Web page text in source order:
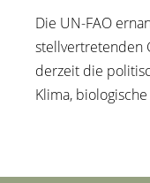
Die UN-FAO
stellvertretenden
derzeit die
Klima,